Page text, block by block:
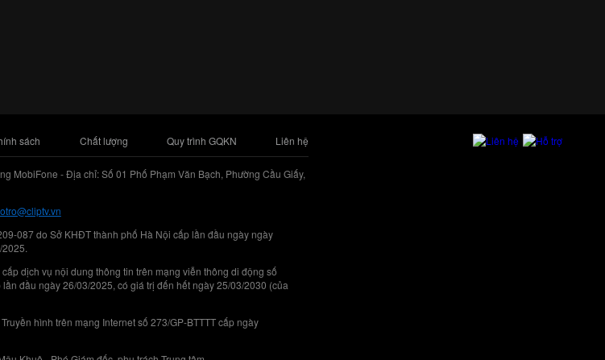
sách Chất lượng Quy trình GQKN Liên hệ
MobiFone - Địa chỉ: Số 01 Phố Phạm Văn Bạch, Phường Cầu Giấy,
087 do Sở KHĐT thành phố Hà Nội cấp lần đầu ngày ngày
dịch vụ nội dung thông tin trên mạng viễn thông di động số
đầu ngày 26/03/2025, có giá trị đến hết ngày 25/03/2030 (của
hình trên mạng Internet số 273/GP-BTTTT cấp ngày